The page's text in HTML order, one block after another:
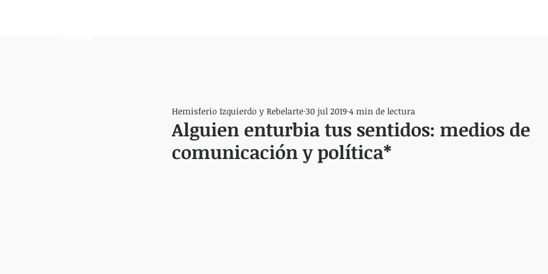
Alguien enturbia tus sentidos: medios de
comunicación y política*
Hemisferio Izquierdo y Rebelarte 30 jul 2019 4 min de lectura